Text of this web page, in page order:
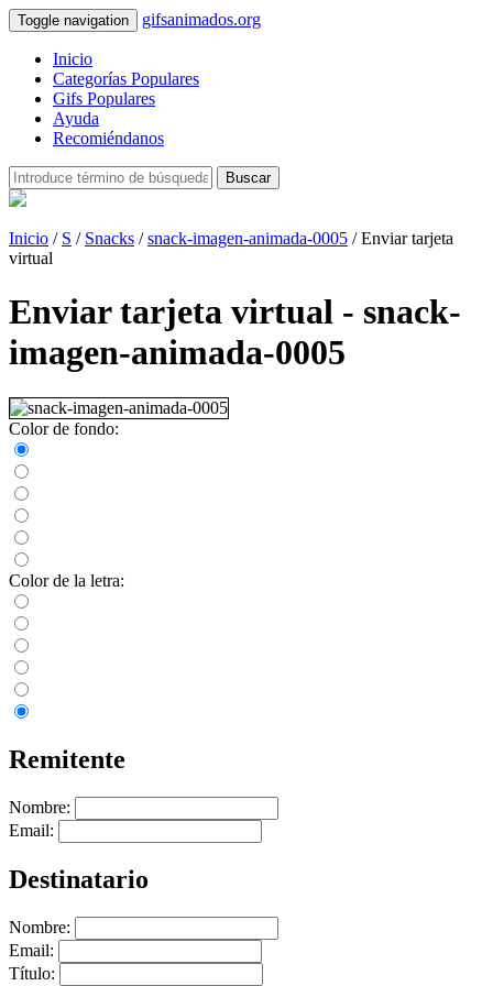
Toggle navigation gifsanimados.org
Inicio
Categorías Populares
Gifs Populares
Ayuda
Recomiéndanos
Buscar
Inicio / S / Snacks /snack-imagen-animada-0005 / Enviar tarjeta
virtual
Enviar tarjeta virtual - snack-
imagen-animada-0005
Color de fondo:
Color de la letra:
Remitente
Nombre:
Email:
Destinatario
Nombre:
Email:
Título: